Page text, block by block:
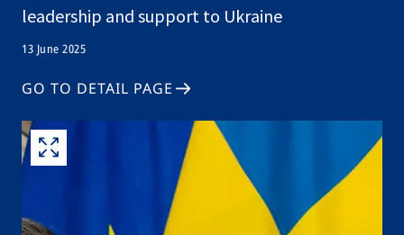
leadership and support to Ukraine
13 June 2025
GO TO DETAIL PAGE